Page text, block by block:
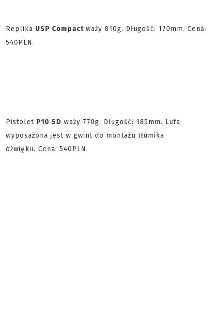
Replika USP Compact waży 810g. Długość: 170mm. Cena:
540PLN.
Pistolet P10 SD waży 770g. Długość: 185mm. Lufa
wyposażona jest w gwint do montażu tłumika
dźwięku. Cena: 540PLN.